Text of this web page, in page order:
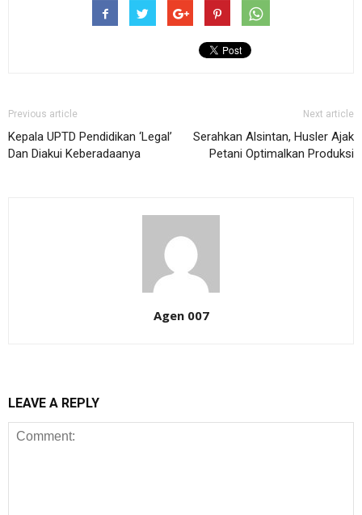
Previous article
Kepala UPTD Pendidikan ‘Legal’
Dan Diakui Keberadaanya
Next article
Serahkan Alsintan, Husler Ajak
Petani Optimalkan Produksi
Agen 007
LEAVE A REPLY